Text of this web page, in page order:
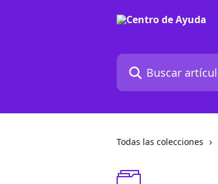
Buscar artículos...
Todas las colecciones